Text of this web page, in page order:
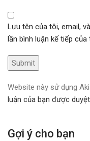
Lưu tên của tôi, email,
lần bình luận kế tiếp của
Website này sử dụng
luận của bạn được
Gợi ý cho bạn